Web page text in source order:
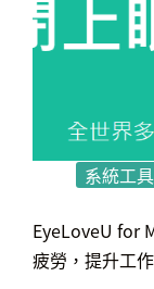
系統工具
EyeLoveU for
疲勞，提升工